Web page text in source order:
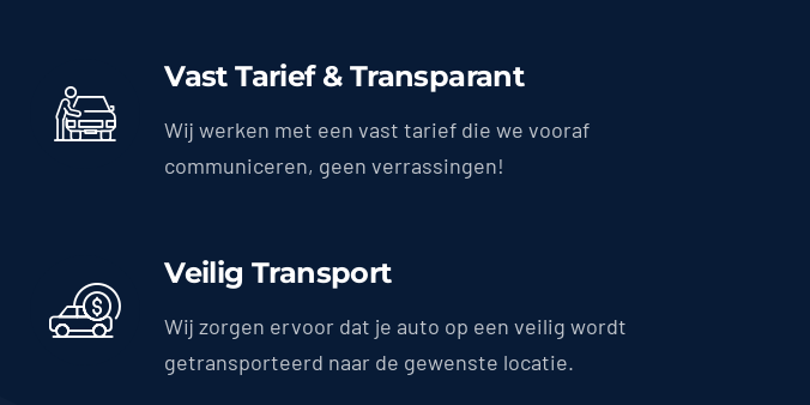
Vast Tarief & Transparant
Wij werken met een vast tarief die we vooraf
communiceren, geen verrassingen!
Veilig Transport
Wij zorgen ervoor dat je auto op een veilig wordt
getransporteerd naar de gewenste locatie.